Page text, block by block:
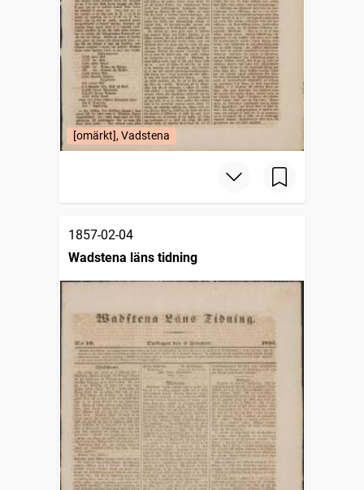
[omärkt], Vadstena
1857-02-04
Wadstena läns tidning